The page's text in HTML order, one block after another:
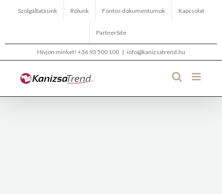
KihagyásSzolgáltatásink Rólunk Fontos dokumentumok Kapcsolat
PartnerSite
Hívjon minket! +36 93 500 100 | info@kanizsatrend.hu